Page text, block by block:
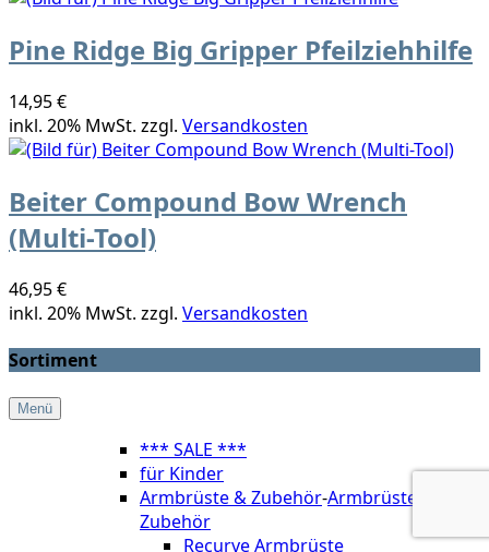
Pine Ridge Big Gripper Pfeilziehhilfe
14,95 €
inkl. 20% MwSt. zzgl. Versandkosten
Beiter Compound Bow Wrench
(Multi-Tool)
46,95 €
inkl. 20% MwSt. zzgl. Versandkosten
Sortiment
Menü
*** SALE ***
für Kinder
Armbrüste & Zubehör-Armbrüste &
Zubehör
Recurve Armbrüste